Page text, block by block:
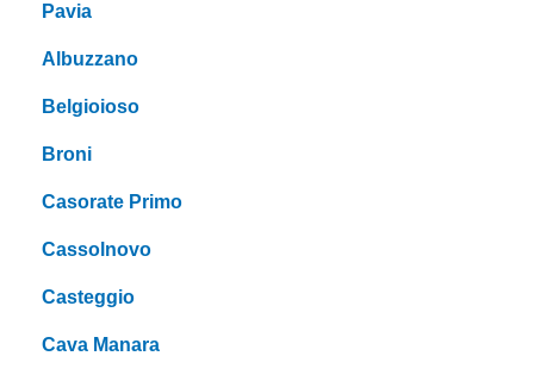
Pavia
Albuzzano
Belgioioso
Broni
Casorate Primo
Cassolnovo
Casteggio
Cava Manara